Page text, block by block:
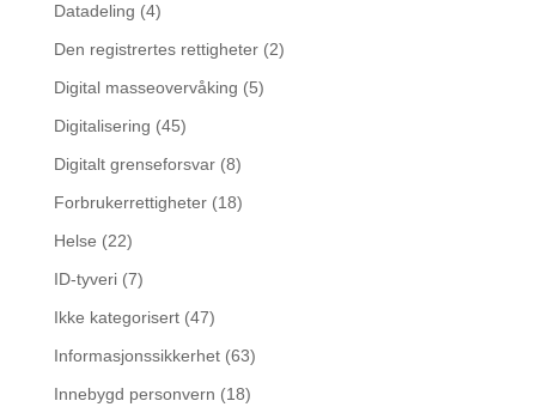
Datadeling (4)
Den registrertes rettigheter(2)
Digital masseovervåking (5)
Digitalisering (45)
Digitalt grenseforsvar(8)
Forbrukerrettigheter(18)
Helse (22)
ID-tyveri(7)
Ikke kategorisert(47)
Informasjonssikkerhet(63)
Innebygd personvern (18)